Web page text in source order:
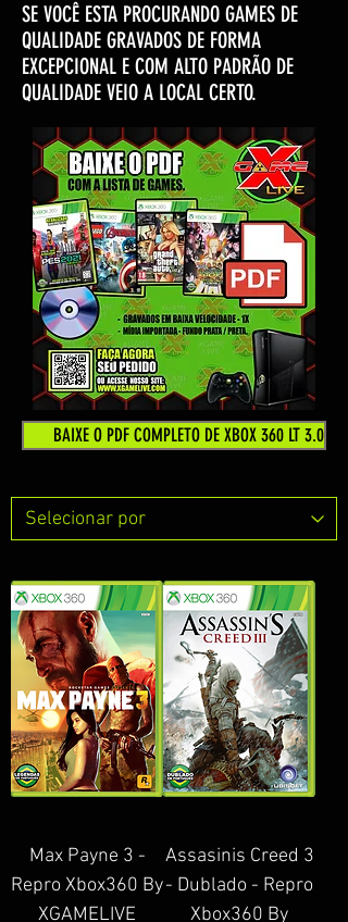
SE VOCÊ ESTA PROCURANDO GAMES DE
QUALIDADE GRAVADOS DE FORMA
EXCEPCIONAL E COM ALTO PADRÃO DE
QUALIDADE VEIO A LOCAL CERTO.
BAIXE O PDF COMPLETO DE XBOX 360 LT 3.0
Max Payne 3 -
Repro Xbox360 By
XGAMELIVE
Assasinis Creed 3
- Dublado - Repro
Xbox360 By